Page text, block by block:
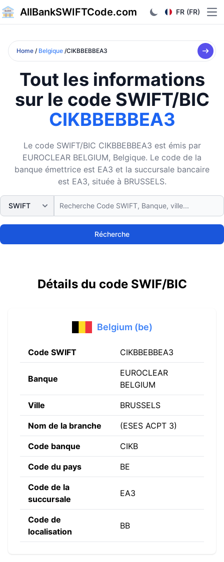
AllBankSWIFTCode.com FR (FR)
Home / Belgique /CIKBBEBBEA3
Tout les informations
sur le code SWIFT/BIC
CIKBBEBBEA3
Le code SWIFT/BIC CIKBBEBBEA3 est émis par
EUROCLEAR BELGIUM, Belgique. Le code de la
banque émettrice est EA3 et la succursale bancaire
est EA3, située à BRUSSELS.
Récherche
Détails du code SWIF/BIC
Belgium (be)
Code SWIFT CIKBBEBBEA3
Banque
EUROCLEAR
BELGIUM
Ville BRUSSELS
Nom de la branche (ESES ACPT 3)
Code banque CIKB
Code du pays BE
Code de la
succursale
EA3
Code de
localisation
BB